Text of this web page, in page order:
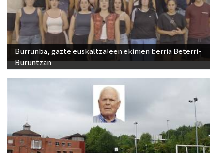
Burrunba, gazte euskaltzaleen ekimen berria Beterri-
Buruntzan